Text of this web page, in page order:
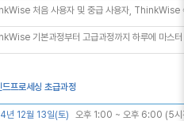
처음 사용자 및 중급 사용자, ThinkWise
기본과정부터 고급과정까지 하루에 마스터
프로세싱 초급과정
년 12월 13일(토) 오후 1:00 ~ 오후 6:00 (5시